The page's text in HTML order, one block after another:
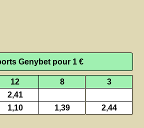
Genybet pour 1 €
12 8
3
2,41
1,10 1,39 2,44